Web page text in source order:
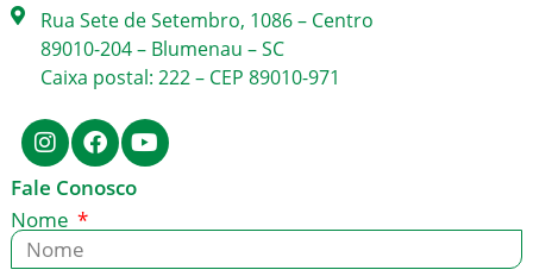
Rua Sete de Setembro, 1086 – Centro
89010-204 – Blumenau – SC
Caixa postal: 222 – CEP 89010-971
Fale Conosco
Nome